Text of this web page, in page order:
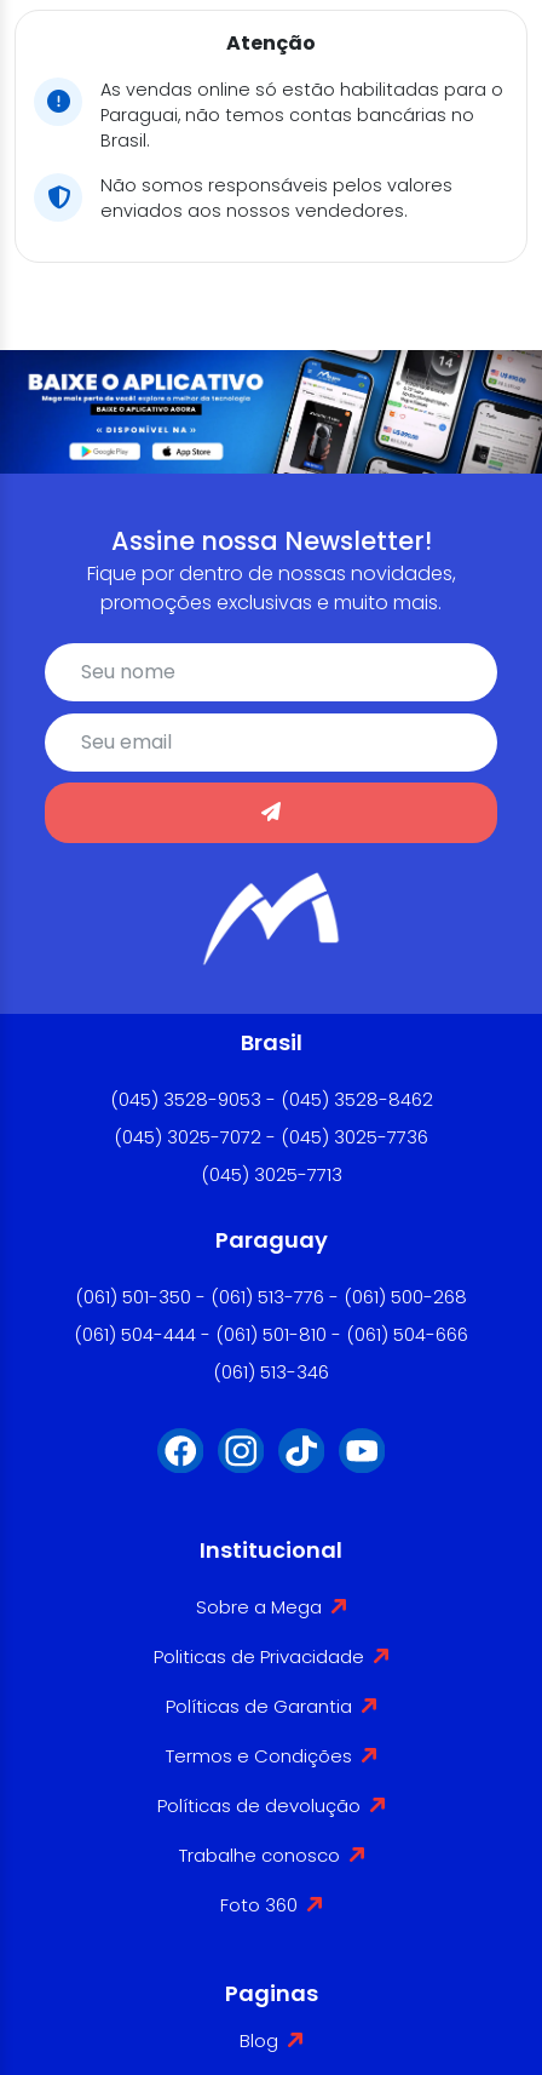
Atenção
As vendas online só estão habilitadas para o
Paraguai, não temos contas bancárias no
Brasil.
Não somos responsáveis pelos valores
enviados aos nossos vendedores.
Assine nossa Newsletter!
Fique por dentro de nossas novidades,
promoções exclusivas e muito mais.
Brasil
(045) 3528-9053 - (045) 3528-8462
(045) 3025-7072 - (045) 3025-7736
(045) 3025-7713
Paraguay
(061) 501-350 - (061) 513-776 - (061) 500-268
(061) 504-444 - (061) 501-810 - (061) 504-666
(061) 513-346
Institucional
Sobre a Mega
Politicas de Privacidade
Políticas de Garantia
Termos e Condições
Políticas de devolução
Trabalhe conosco
Foto 360
Paginas
Blog